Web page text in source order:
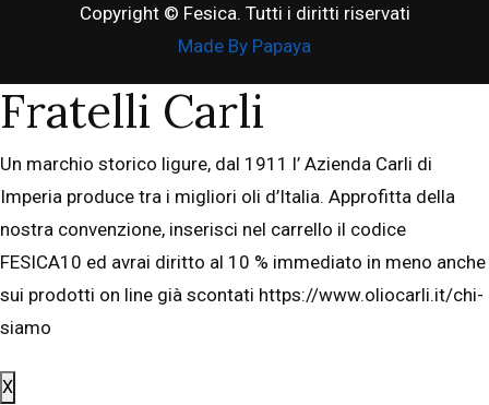
Copyright © Fesica. Tutti i diritti riservati
Made By Papaya
Fratelli Carli
Un marchio storico ligure, dal 1911 l’ Azienda Carli di
Imperia produce tra i migliori oli d’Italia. Approfitta della
nostra convenzione, inserisci nel carrello il codice
FESICA10 ed avrai diritto al 10 % immediato in meno anche
sui prodotti on line già scontati https://www.oliocarli.it/chi-
siamo
X